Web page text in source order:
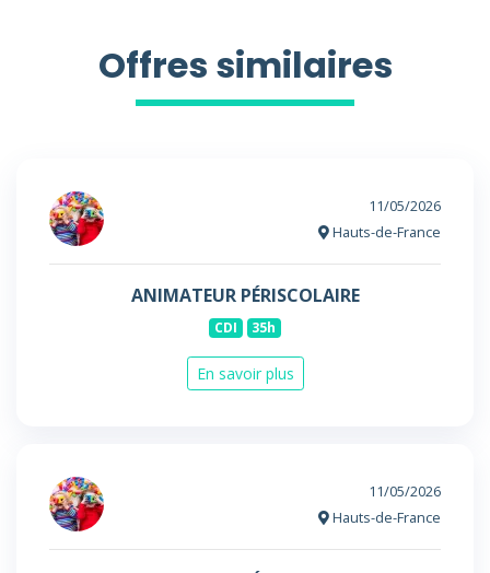
Offres similaires
11/05/2026
Hauts-de-France
ANIMATEUR PÉRISCOLAIRE
CDI 35h
En savoir plus
11/05/2026
Hauts-de-France